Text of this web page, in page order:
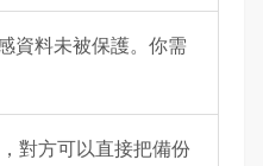
資料未被保護。你需
對方可以直接把備份